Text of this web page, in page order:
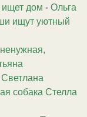
ищет дом - Ольга
ищут уютный
Светлана
собака Стелла